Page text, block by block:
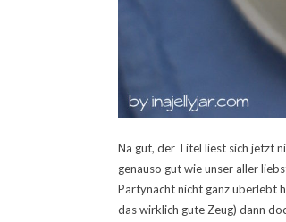
Na gut, der Titel liest sich jetzt
genauso gut wie unser aller
Partynacht nicht ganz überlebt
das wirklich gute Zeug) dann